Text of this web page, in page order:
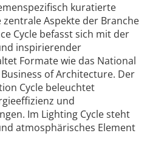
kuratierte
Aspekte der Branche
Cycle befasst sich mit der
inspirierender
Formate wie das National
of Architecture. Der
Cycle beleuchtet
und
Im Lighting Cycle steht
atmosphärisches Element